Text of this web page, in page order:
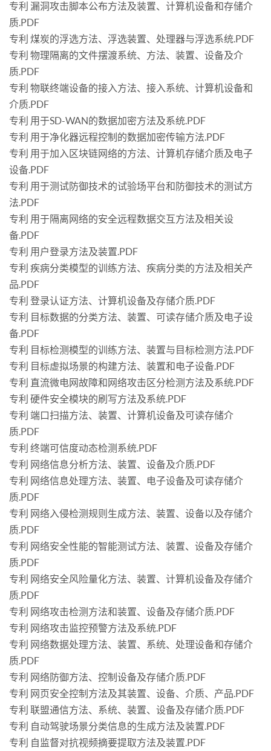
专利 漏洞攻击脚本公布方法及装置、计算机设备和存储介
质.PDF
专利 煤炭的浮选方法、浮选装置、处理器与浮选系统.PDF
专利 物理隔离的文件摆渡系统、方法、装置、设备及介
质.PDF
专利 物联终端设备的接入方法、接入系统、计算机设备和
介质.PDF
专利 用于SD-WAN的数据加密方法及系统.PDF
专利 用于净化器远程控制的数据加密传输方法.PDF
专利 用于加入区块链网络的方法、计算机存储介质及电子
设备.PDF
专利 用于测试防御技术的试验场平台和防御技术的测试方
法.PDF
专利 用于隔离网络的安全远程数据交互方法及相关设
备.PDF
专利 用户登录方法及装置.PDF
专利 疾病分类模型的训练方法、疾病分类的方法及相关产
品.PDF
专利 登录认证方法、计算机设备及存储介质.PDF
专利 目标数据的分类方法、装置、可读存储介质及电子设
备.PDF
专利 目标检测模型的训练方法、装置与目标检测方法.PDF
专利 目标虚拟场景的构建方法、装置和电子设备.PDF
专利 直流微电网故障和网络攻击区分检测方法及系统.PDF
专利 硬件安全模块的刷写方法及系统.PDF
专利 端口扫描方法、装置、计算机设备及可读存储介
质.PDF
专利 终端可信度动态检测系统.PDF
专利 网络信息分析方法、装置、设备及介质.PDF
专利 网络信息处理方法、装置、电子设备及可读存储介
质.PDF
专利 网络入侵检测规则生成方法、装置、设备以及存储介
质.PDF
专利 网络安全性能的智能测试方法、装置、设备及存储介
质.PDF
专利 网络安全风险量化方法、装置、计算机设备及存储介
质.PDF
专利 网络攻击检测方法和装置、设备及存储介质.PDF
专利 网络攻击监控预警方法及系统.PDF
专利 网络数据处理方法、装置、系统、处理设备和存储介
质.PDF
专利 网络防御方法、控制设备及存储介质.PDF
专利 网页安全控制方法及其装置、设备、介质、产品.PDF
专利 联盟通信方法、系统、装置、设备及存储介质.PDF
专利 自动驾驶场景分类信息的生成方法及装置.PDF
专利 自监督对抗视频摘要提取方法及装置.PDF